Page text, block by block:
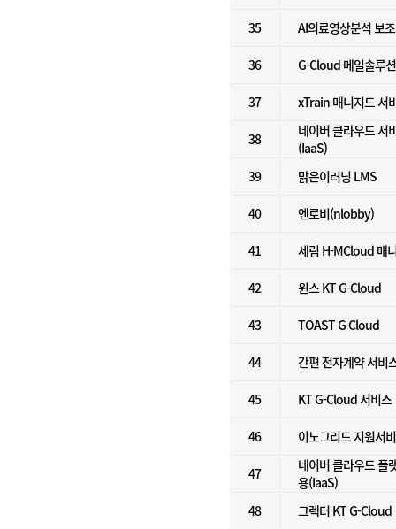
35 AI의료영상분석 보
36 G-Cloud 메일솔루
37 xTrain 매니지드 서
38
네이버 클라우드 서
(IaaS)
39
맑은이러닝 LMS
40 엔로비(nlobby)
41 세림 H-MCloud 매
42 윈스 KT G-Cloud
43 TOAST G Cloud
44 간편 전자계약 서비
45 KT G-Cloud 서비스
46 이노그리드 지원서
47
네이버 클라우드 플
용(IaaS)
48
그렉터 KT G-Cloud